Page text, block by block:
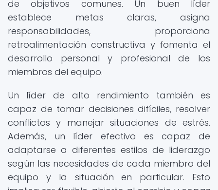
de objetivos comunes. Un buen líder
establece metas claras, asigna
responsabilidades, proporciona
retroalimentación constructiva y fomenta el
desarrollo personal y profesional de los
miembros del equipo.
Un líder de alto rendimiento también es
capaz de tomar decisiones difíciles, resolver
conflictos y manejar situaciones de estrés.
Además, un líder efectivo es capaz de
adaptarse a diferentes estilos de liderazgo
según las necesidades de cada miembro del
equipo y la situación en particular. Esto